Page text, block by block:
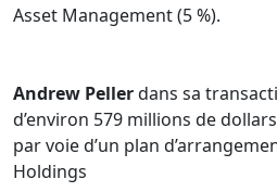
La pratique de George est
internationales pour la vente
titre d'avocat, George
fédérales, le Tribunal canadien
l'Agence des services
Asset Management (5 %).
Andrew Pellerdans sa
d’environ 579 millions de
par voie d’un plan
Holdings